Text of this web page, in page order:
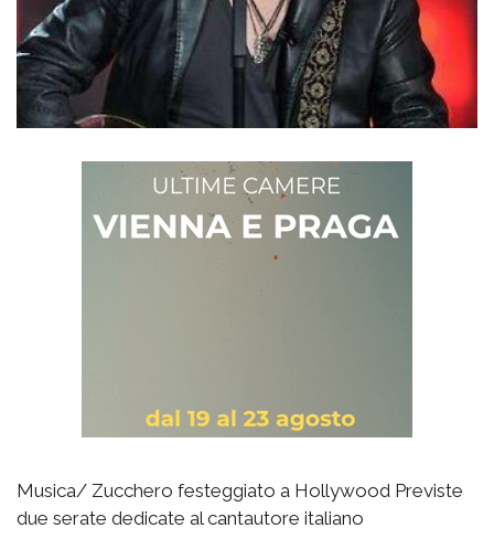
Musica/ Zucchero festeggiato a Hollywood Previste
due serate dedicate al cantautore italiano